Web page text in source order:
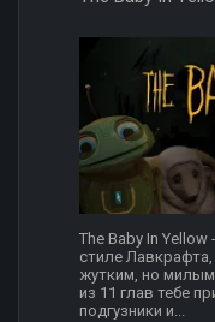
The Baby In
стиле Лавкрафта,
жутким, но
из 11 глав тебе
подгузники и...